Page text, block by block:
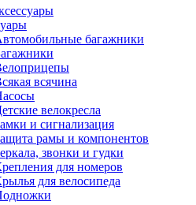
багажники
всячина
велокресла
и сигнализация
рамы и компонентов
звонки и гудки
для номеров
для велосипеда